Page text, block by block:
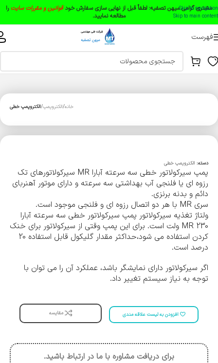
Skip to navigation
Skip to main content
مشتری گرامی میهن تصفیه: لطفاً قبل از نهایی سازی سفارش خودقوانین و مقررات سایت را
مطالعه نمایید.
فهرست
خانه الکتروپمپ الکتروپمپ خطی
دسته: الکتروپمپ خطی
پمپ سیرکولاتور خطی سه سرعته آبارا MR سیرکولاتورهای تک
رزوه ای یا فلنجی آب بهداشتی سه سرعته و دارای موتور آهنربای
دائم و بدنه برنزی.
سری MR با هر دو اتصال رزوه ای و فلنجی موجود است.
ولتاژ تغذیه سیرکولاتور پمپ سیرکولاتور خطی سه سرعته آبارا
MR 230 ولت است. برای این پمپ وقتی از سیرکولاتور برای خنک
کردن استفاده می شود،حداکثر مقدار گلیکول قابل استفاده 20
درصد است.
اگر سیرکولاتور دارای نمایشگر باشد، عملکرد آن را می توان با
توجه به نیاز سیستم تغییر داد.
افزودن به لیست علاقه مندی مقایسه
برای دریافت مشاوره با ما در ارتباط باشید.